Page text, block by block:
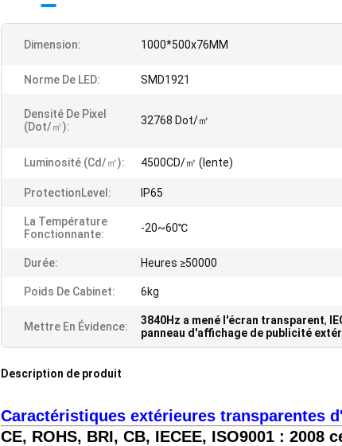
Dimension: 1000*500x76MM
Norme De LED: SMD1921
Densité De Pixel
(Dot/㎡):
32768 Dot/㎡
Luminosité (cd/㎡): 4500CD/㎡ (lente)
ProtectionLevel: IP65
La Température
Fonctionnante:
-20~60℃
Durée: Heures ≥50000
Poids De Cabinet: 6kg
Mettre En Évidence: 3840Hz a mené l'écran transparent,
panneau d'affichage de publicité
Description de produit
Caractéristiques extérieures transparentes
CE, ROHS, BRI, CB, IECEE, ISO9001 : 2008